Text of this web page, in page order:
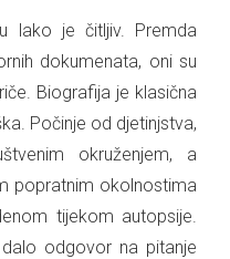
lako je čitljiv. Premda
dokumenata, oni su
Biografija je klasična
Počinje od djetinjstva,
okruženjem, a
popratnim okolnostima
tijekom autopsije.
odgovor na pitanje